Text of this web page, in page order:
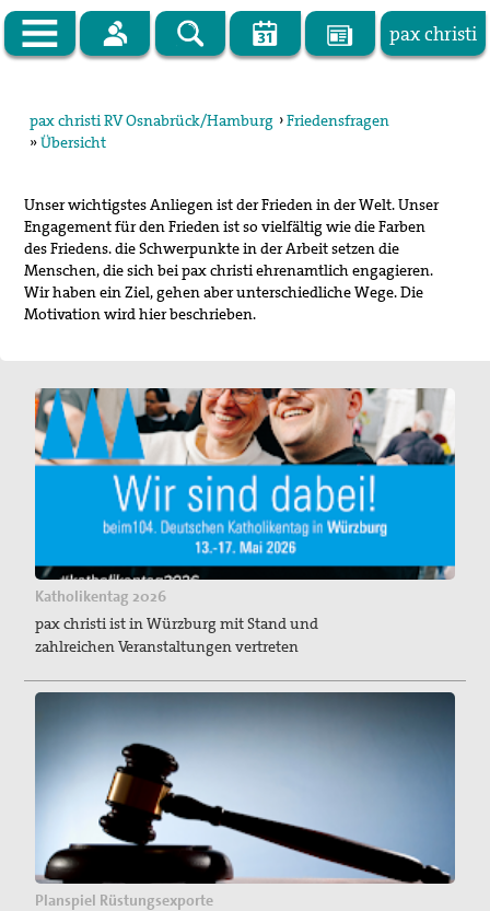
pax christi
Meldungen
pax christi-RV OS/HH stellt sich vor
Wer wir sind
Regionalvorstand
pax christi Regionalbüro
Mitglied werden
Spenden / Förderverein
PaxpOSt
Arbeitshilfe zum Ersten Weltkrieg
Kontakt
Kriegsdienstverweigerung
pax christi RV Osnabrück/Hamburg ›Friedensfragen
»Übersicht
Unser wichtigstes Anliegen ist der Frieden in der Welt. Unser
Engagement für den Frieden ist so vielfältig wie die Farben
des Friedens. die Schwerpunkte in der Arbeit setzen die
Menschen, die sich bei pax christi ehrenamtlich engagieren.
Wir haben ein Ziel, gehen aber unterschiedliche Wege. Die
Motivation wird hier beschrieben.
machen frieden - mach mit.
ist eine ökumenische Friedensbewegung in der
Deutsche Sektion e.V. ist Mitglied des weltweiten
Pax Christi International.
ist die pax christi-Bewegung am Ende des II. Weltkrieges,
Christinnen und Christen ihren
SchwesternundBrüdernzur Versöhnung die Hand
Katholikentag 2026
pax christi ist in Würzburg mit Stand und
zahlreichen Veranstaltungen vertreten
Planspiel Rüstungsexporte